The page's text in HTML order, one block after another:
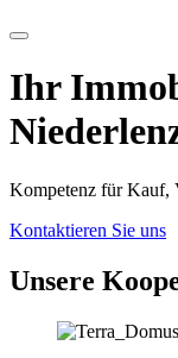
Ihr
Kompetenz für Kauf,
Kontaktieren Sie uns
Unsere